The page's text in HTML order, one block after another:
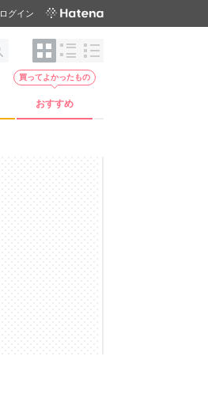
ログイン
おすすめ
買ってよかったもの